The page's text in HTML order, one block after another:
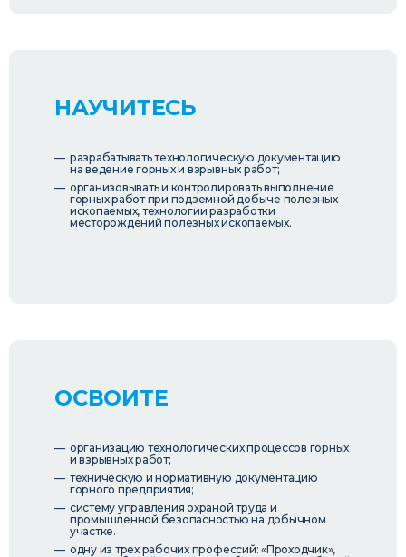
НАУЧИТЕСЬ
разрабатывать технологическую документацию
на ведение горных и взрывных работ;
организовывать и контролировать выполнение
горных работ при подземной добыче полезных
ископаемых, технологии разработки
месторождений полезных ископаемых.
ОСВОИТЕ
организацию технологических процессов горных
и взрывных работ;
техническую и нормативную документацию
горного предприятия;
систему управления охраной труда и
промышленной безопасностью на добычном
участке.
одну из трех рабочих профессий: «Проходчик»,